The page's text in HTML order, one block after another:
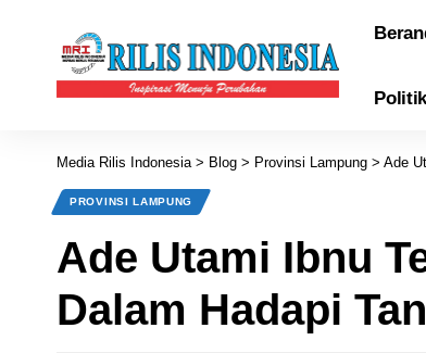
Politik
Media Rilis Indonesia> Blog > Provinsi Lampung > Ade
PROVINSI LAMPUNG
Ade Utami Ibnu
Dalam Hadapi